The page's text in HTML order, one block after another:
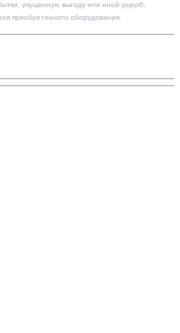
упущенную выгоду или иной ущерб,
приобретенного оборудования.